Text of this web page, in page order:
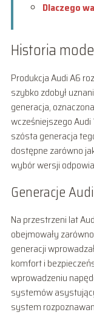
Dlaczego
Historia
Produkcja Audi A6
szybko zdobył
generacja,
wcześniejszego
szósta generacja
dostępne zarówno
wybór wersji
Generacje
Na przestrzeni lat
obejmowały
generacji
komfort i
wprowadzeniu
systemów
system